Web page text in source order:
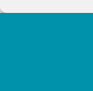
Trabaja con nosotros